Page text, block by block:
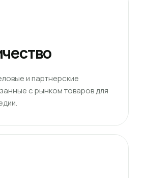
и партнерские
с рынком товаров для